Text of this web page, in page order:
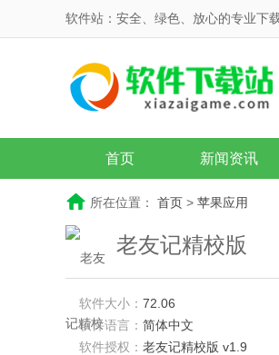
软件站：安全、绿色、放心的专业下
首页 新闻资讯
所在位置： 首页 > 苹果应用
老友记精校版
软件大小： 72.06
软件语言： 简体中文
软件授权： 老友记精校版 v1.9